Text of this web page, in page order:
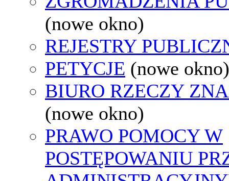
(nowe okno)
REJESTRY
PETYCJE (nowe okno)
BIURO RZECZY
(nowe okno)
PRAWO POMOCY W
POSTĘPOWANIU